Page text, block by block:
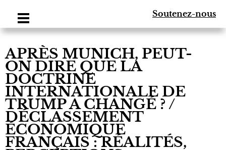
Soutenez-nous
APRÈS MUNICH, PEUT-
ON DIRE QUE LA
DOCTRINE
INTERNATIONALE DE
TRUMP A CHANGÉ ? /
DÉCLASSEMENT
ÉCONOMIQUE
FRANÇAIS : RÉALITÉS,